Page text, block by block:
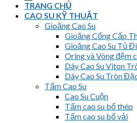
TRANG CHỦ
CAO SU KỸ THUẬT
Gioăng Cao Su
Gioăng Cống Cấp
Gioăng Cao Su Tủ
Oring và Vòng đệm
Dây Cao Su Viton
Dây Cao Su Tròn
Tấm Cao Su
Cao Su Cuộn
Tấm cao su bố thép
Tấm cao su bố vải